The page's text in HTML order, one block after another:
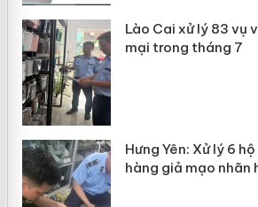
Lào Cai xử lý 83 vụ
mại trong tháng 7
Hưng Yên: Xử lý 6
hàng giả mạo nhãn